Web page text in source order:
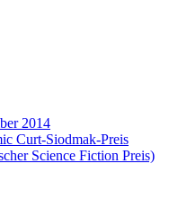
2014
Curt-Siodmak-Preis
Science Fiction Preis)